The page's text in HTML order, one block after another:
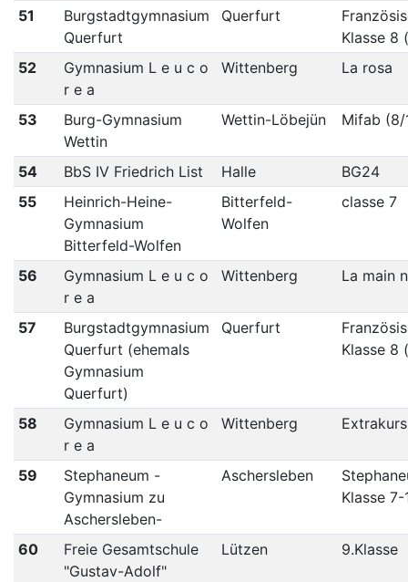
51
Burgstadtgymnasium
Querfurt
Querfurt
Klasse 8
52
Gymnasium L e u c o
r e a
Wittenberg La rosa
53
Burg-Gymnasium
Wettin
Wettin-Löbejün Mifab (8/
54 BbS IV Friedrich List Halle
BG24
55
Heinrich-Heine-
Gymnasium
Bitterfeld-Wolfen
Bitterfeld-
Wolfen
classe 7
56
Gymnasium L e u c o
r e a
Wittenberg La main
57
Burgstadtgymnasium
Querfurt (ehemals
Gymnasium
Querfurt)
Querfurt
Klasse 8
58
Gymnasium L e u c o
r e a
Wittenberg Extrakurs
59
Stephaneum -
Gymnasium zu
Aschersleben-
Aschersleben
Klasse 7-
60
Freie Gesamtschule
"Gustav-Adolf"
Lützen 9.Klasse